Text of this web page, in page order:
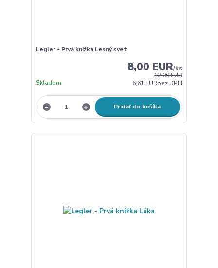
Legler - Prvá knižka Lesný svet
12,00 EUR
8,00 EUR/ks
6,61 EURbez DPH
Skladom
Pridať do košíka